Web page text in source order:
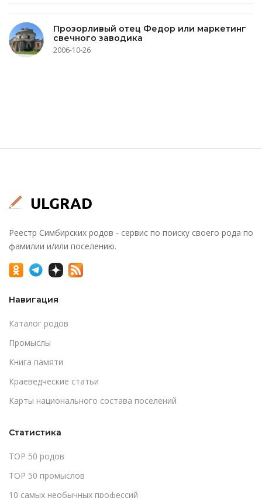
Прозорливый отец Федор или маркетинг
свечного заводика
2006-10-26
Реестр Симбирских родов - сервис по поиску своего рода по
фамилии и/или поселению.
Навигация
Каталог родов
Промыслы
Книга памяти
Краеведческие статьи
Карты национального состава поселений
Статистика
TOP 50 родов
TOP 50 промыслов
10 самых необычных профессий